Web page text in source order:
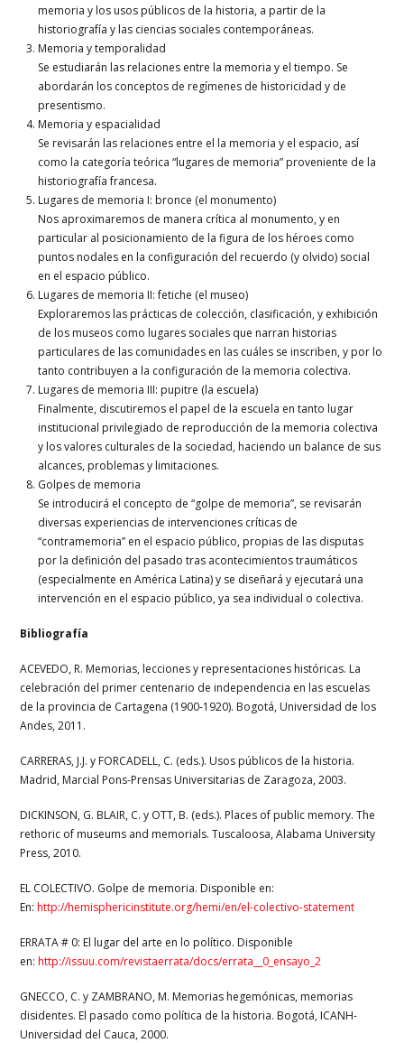
memoria y los usos públicos de la historia, a partir de la
historiografía y las ciencias sociales contemporáneas.
Memoria y temporalidad
Se estudiarán las relaciones entre la memoria y el tiempo. Se
abordarán los conceptos de regímenes de historicidad y de
presentismo.
Memoria y espacialidad
Se revisarán las relaciones entre el la memoria y el espacio, así
como la categoría teórica “lugares de memoria” proveniente de la
historiografía francesa.
Lugares de memoria I: bronce (el monumento)
Nos aproximaremos de manera crítica al monumento, y en
particular al posicionamiento de la figura de los héroes como
puntos nodales en la configuración del recuerdo (y olvido) social
en el espacio público.
Lugares de memoria II: fetiche (el museo)
Exploraremos las prácticas de colección, clasificación, y exhibición
de los museos como lugares sociales que narran historias
particulares de las comunidades en las cuáles se inscriben, y por lo
tanto contribuyen a la configuración de la memoria colectiva.
Lugares de memoria III: pupitre (la escuela)
Finalmente, discutiremos el papel de la escuela en tanto lugar
institucional privilegiado de reproducción de la memoria colectiva
y los valores culturales de la sociedad, haciendo un balance de sus
alcances, problemas y limitaciones.
Golpes de memoria
Se introducirá el concepto de “golpe de memoria”, se revisarán
diversas experiencias de intervenciones críticas de
“contramemoria” en el espacio público, propias de las disputas
por la definición del pasado tras acontecimientos traumáticos
(especialmente en América Latina) y se diseñará y ejecutará una
intervención en el espacio público, ya sea individual o colectiva.
Bibliografía
ACEVEDO, R. Memorias, lecciones y representaciones históricas. La
celebración del primer centenario de independencia en las escuelas
de la provincia de Cartagena (1900-1920). Bogotá, Universidad de los
Andes, 2011.
CARRERAS, J.J. y FORCADELL, C. (eds.). Usos públicos de la historia.
Madrid, Marcial Pons-Prensas Universitarias de Zaragoza, 2003.
DICKINSON, G. BLAIR, C. y OTT, B. (eds.). Places of public memory. The
rethoric of museums and memorials. Tuscaloosa, Alabama University
Press, 2010.
EL COLECTIVO. Golpe de memoria. Disponible en:
En:http://hemisphericinstitute.org/hemi/en/el-colectivo-statement
ERRATA # 0: El lugar del arte en lo político. Disponible
en:http://issuu.com/revistaerrata/docs/errata__0_ensayo_2
GNECCO, C. y ZAMBRANO, M. Memorias hegemónicas, memorias
disidentes. El pasado como política de la historia. Bogotá, ICANH-
Universidad del Cauca, 2000.